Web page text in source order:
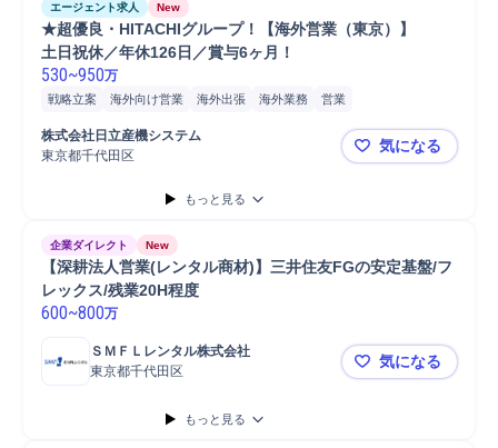
エージェント求人 New
★超優良・HITACHIグループ！【海外営業（東京）】
土日祝休／年休126日／賞与6ヶ月！
530~950万
戦略立案 海外向け営業 海外出張 海外業務 営業
株式会社日立産機システム
東京都千代田区
★超優良・
気になる
もっと見る
企業ダイレクト New
【深耕法人営業(レンタル商材)】三井住友FGの安定基盤/フ
レックス/残業20H程度
600~800万
ＳＭＦＬレンタル株式会社
東京都千代田区
【深耕法人
気になる
もっと見る